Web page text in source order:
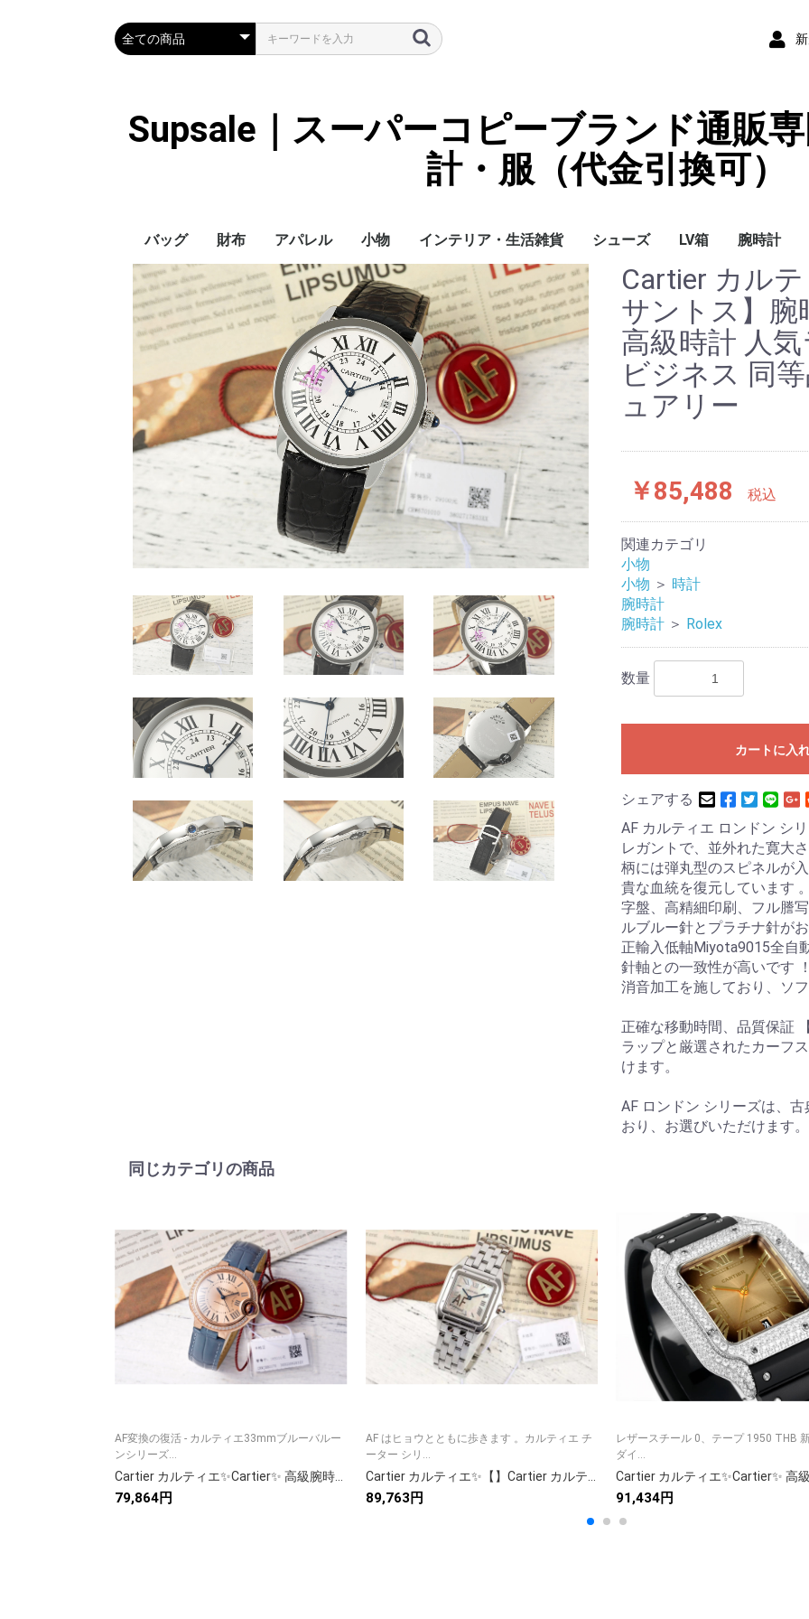
Supsale｜スーパーコピーブランド通販
計・服（代金引換可）
バッグ
Hermes
LOUIS VUITTON
Chanel
Loewe
Celine
Dior
Gucci
Fendi
Prada
Balenciaga
MiuMiu
財布
HERMES
CHANEL
LOUIS VUITTON
Celine
YSL
Miu Miu
Prada
Gucci
Fendi
アパレル
ハイブランド
Supreme
Miu Miu
アウター
LOUIS VUITTON
MONCLER
Adidas
THE NORTH FACE
CHANEL
𝗖𝗔𝗡𝗔𝗗𝗔 𝗚𝗢𝗢𝗦𝗘
DIOR
GUCCI
VERSACE
BALENCIAGA
FENDI
子供服切れ
小物
ぼうし
ネクタイ
ハンカチ
スマホケース
サングラス・アイウェ
ア
アクセサリー
マフラー/スカーフ
傘 LOUIS VUITTON
CHANEL
HERMES
GUCCI
DIOR
FENDI
LINEID：0109shop
バッグチャーム
バッグストラップ
カード（コイン）ケー
ス
キーケース
時計
革の手袋
ヘアアクセサリー
インテリア・生活雑貨
寝具
ブランケット
カーペット絨毯
クッションカバー/ク
ッション
小物入れ収納ボックス
バスタオル
QRコード
シューズ
レディース/女性用
メンズ/男性用
Gucci
Chanel
LV箱 腕時計
Omega
Rolex
Cartier
Chanel
Cartier カル
サントス】腕
高級時計 人
ビジネス 同
ュアリー
￥85,488 税込
関連カテゴリ
小物
小物 ＞ 時計
腕時計
腕時計 ＞ Rolex
数量
カートに入
シェアする
AF カルティエ ロンドン シ
レガントで、並外れた寛大
柄には弾丸型のスピネルが
貴な血統を復元しています
字盤、高精細印刷、フル謄
ルブルー針とプラチナ針が
正輸入低軸Miyota9015全自
針軸との一致性が高いです
消音加工を施しており、ソ
正確な移動時間、品質保証
ラップと厳選されたカーフ
けます。
AF ロンドン シリーズは、
おり、お選びいただけます。
同じカテゴリの商品
AF変換の復活 - カルティエ33mmブルーバルー
ンシリーズ...
Cartier カルティエ✨Cartier✨ 高級腕時計 サントス 100 メンズ 自動巻き 人気モデル💎 🛡️ ギフト対応🎁
79,864円
AF はヒョウとともに歩きます 。カルティエ チ
ーター シリ...
Cartier カルティエ✨【】Cartier カルティエ 時計 レディース 人気 腕時計⌚ 贈り物に最適💝 美しいデザイン✨ 9点画像で詳細確認🎁
89,763円
レザースチール 0、テープ 1950 THB
ダイ...
91,434円